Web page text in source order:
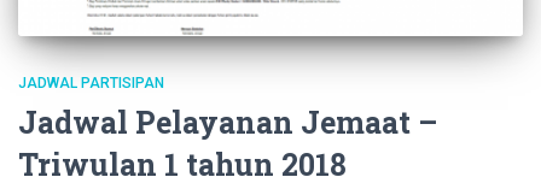
JADWAL PARTISIPAN
Jadwal Pelayanan Jemaat –
Triwulan 1 tahun 2018